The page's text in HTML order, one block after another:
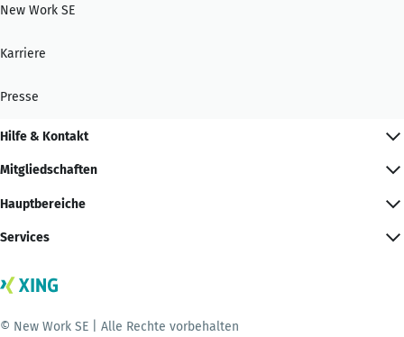
New Work SE
Karriere
Presse
Hilfe & Kontakt
Mitgliedschaften
Hauptbereiche
Services
© New Work SE | Alle Rechte vorbehalten